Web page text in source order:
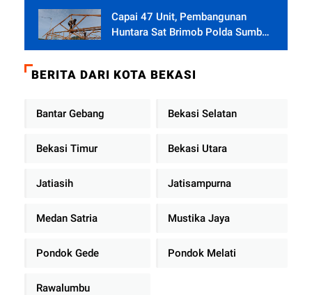
Capai 47 Unit, Pembangunan
Huntara Sat Brimob Polda Sumbar
Terus Berjalan di Pauh
BERITA DARI KOTA BEKASI
Bantar Gebang Bekasi Selatan
Bekasi Timur Bekasi Utara
Jatiasih Jatisampurna
Medan Satria Mustika Jaya
Pondok Gede Pondok Melati
Rawalumbu